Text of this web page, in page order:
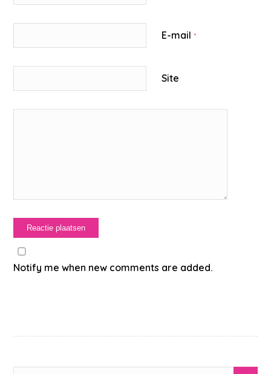
E-mail*
Site
Notify me when new comments are added.